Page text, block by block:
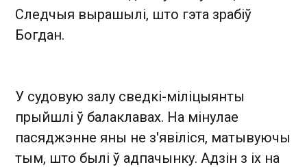
Следчыя вырашылі, што гэта зрабіў
Богдан.
У судовую залу сведкі-міліцыянты
прыйшлі ў балаклавах. На мінулае
пасяджэнне яны не з'явіліся, матывуючы
тым, што былі ў адпачынку. Адзін з іх на